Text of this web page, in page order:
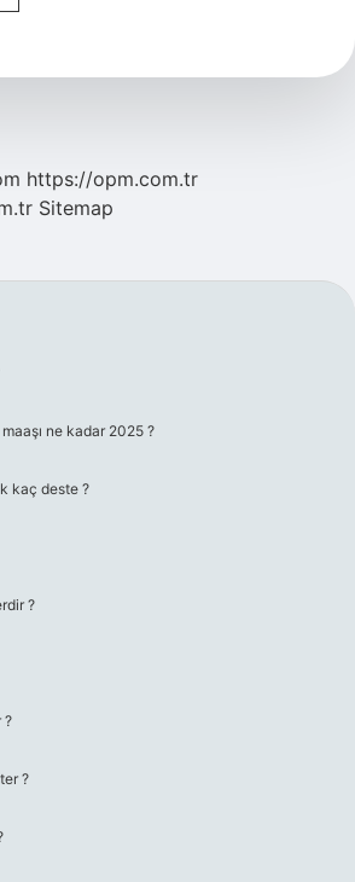
https://opm.com.tr
Sitemap
ne kadar 2025 ?
kaç deste ?
?
?
?